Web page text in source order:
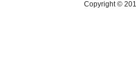
Copyright ©